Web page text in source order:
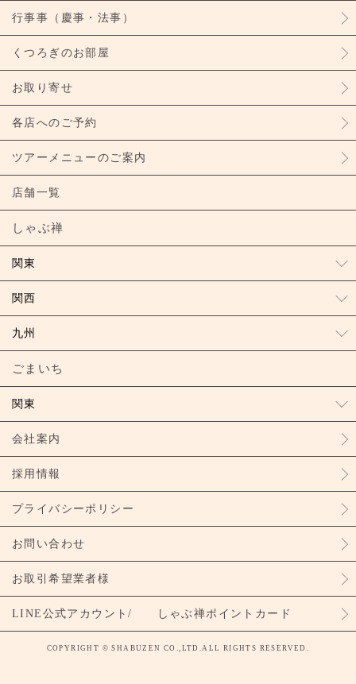
行事事（慶事・法事）
くつろぎのお部屋
お取り寄せ
各店へのご予約
ツアーメニューのご案内
店舗一覧
しゃぶ禅
関東
関西
九州
ごまいち
関東
会社案内
採用情報
プライバシーポリシー
お問い合わせ
お取引希望業者様
LINE公式アカウント/ しゃぶ禅ポイントカード
COPYRIGHT © SHABUZEN CO.,LTD.ALL RIGHTS RESERVED.